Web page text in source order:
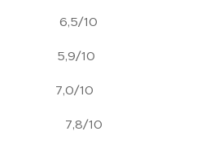
6,5/10
5,9/10
7,0/10
7,8/10